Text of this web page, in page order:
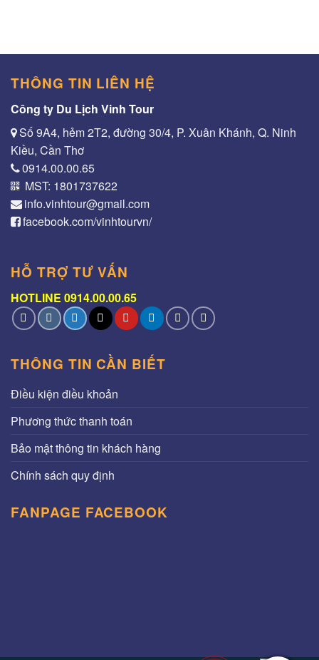
THÔNG TIN LIÊN HỆ
Công ty Du Lịch Vinh Tour
Số 9A4, hẻm 2T2, đường 30/4, P. Xuân Khánh, Q. Ninh
Kiều, Cần Thơ
0914.00.00.65
MST: 1801737622
info.vinhtour@gmail.com
facebook.com/vinhtourvn/
HỖ TRỢ TƯ VẤN
HOTLINE 0914.00.00.65
THÔNG TIN CẦN BIẾT
Điều kiện điều khoản
Phương thức thanh toán
Bảo mật thông tin khách hàng
Chính sách quy định
FANPAGE FACEBOOK